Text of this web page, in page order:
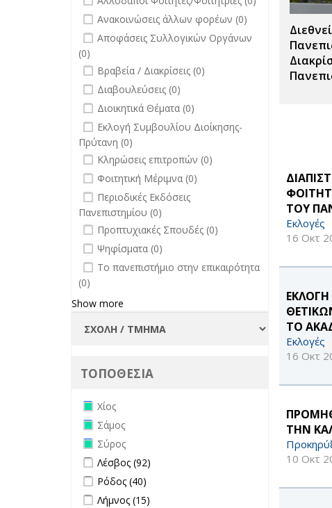
ΤΟΥ
Εκλογές
16 Οκτ
ΤΟ
Εκλογές
16 Οκτ
ΤΗΝ
10 Οκτ
undefined
Ανακοινώσεις άλλων φορέων (0)
undefined
Αποφάσεις Συλλογικών Οργάνων
(0)
undefined
Βραβεία / Διακρίσεις (0)
undefined
Διαβουλεύσεις (0)
undefined
Διοικητικά Θέματα (0)
undefined
Εκλογή Συμβουλίου Διοίκησης-
Πρύτανη (0)
undefined
Κληρώσεις επιτροπών (0)
undefined
Φοιτητική Μέριμνα (0)
undefined
Περιοδικές Εκδόσεις
Πανεπιστημίου (0)
undefined
Προπτυχιακές Σπουδές (0)
undefined
Ψηφίσματα (0)
undefined
Το πανεπιστήμιο στην επικαιρότητα
(0)
Show more
ΤΟΠΟΘΕΣΙΑ
Remove Χίος filter
Χίος
Remove Σάμος filter
Σάμος
Remove Σύρος filter
Σύρος
Apply Λέσβος filter
Λέσβος (92)
Apply Ρόδος filter
Ρόδος (40)
Apply Λήμνος filter
Λήμνος (15)